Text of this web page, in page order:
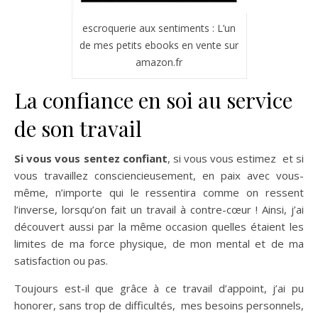
escroquerie aux sentiments : L’un
de mes petits ebooks en vente sur
amazon.fr
La confiance en soi au service
de son travail
Si vous vous sentez confiant, si vous vous estimez et si
vous travaillez consciencieusement, en paix avec vous-
même, n’importe qui le ressentira comme on ressent
l’inverse, lorsqu’on fait un travail à contre-cœur ! Ainsi, j’ai
découvert aussi par la même occasion quelles étaient les
limites de ma force physique, de mon mental et de ma
satisfaction ou pas.
Toujours est-il que grâce à ce travail d’appoint, j’ai pu
honorer, sans trop de difficultés, mes besoins personnels,